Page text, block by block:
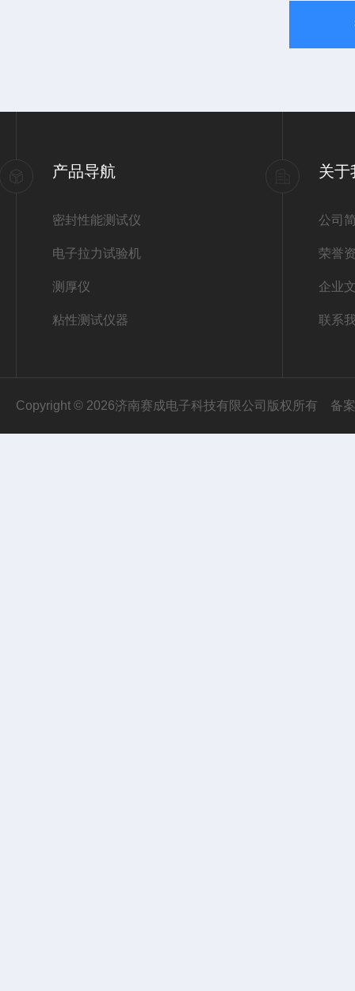
产品导航
密封性能测试仪
电子拉力试验机
测厚仪
粘性测试仪器
关于
公司
荣誉
企业
联系
Copyright © 2026济南赛成电子科技有限公司版权所有 备